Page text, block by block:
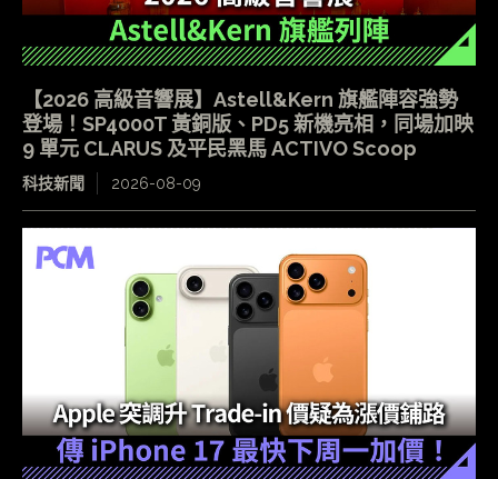
【2026 高級音響展】Astell&Kern 旗艦陣容強勢
登場！SP4000T 黃銅版、PD5 新機亮相，同場加映
9 單元 CLARUS 及平民黑馬 ACTIVO Scoop
科技新聞 2026-08-09